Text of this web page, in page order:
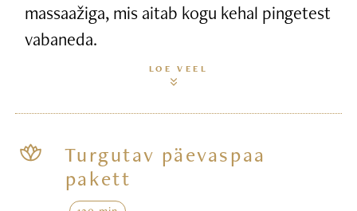
massaažiga, mis aitab kogu kehal pingetest
vabaneda.
LOE VEEL
Turgutav päevaspaa
pakett